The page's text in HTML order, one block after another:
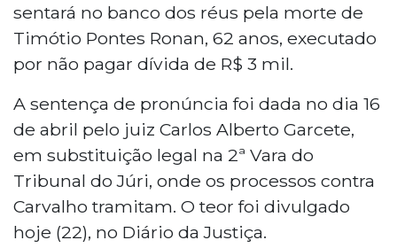
sentará no banco dos réus pela morte de
Timótio Pontes Ronan, 62 anos, executado
por não pagar dívida de R$ 3 mil.
A sentença de pronúncia foi dada no dia 16
de abril pelo juiz Carlos Alberto Garcete,
em substituição legal na 2ª Vara do
Tribunal do Júri, onde os processos contra
Carvalho tramitam. O teor foi divulgado
hoje (22), no Diário da Justiça.